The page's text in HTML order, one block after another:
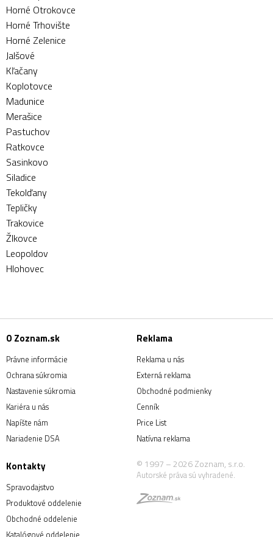
Horné Otrokovce
Horné Trhovište
Horné Zelenice
Jalšové
Kľačany
Koplotovce
Madunice
Merašice
Pastuchov
Ratkovce
Sasinkovo
Siladice
Tekolďany
Tepličky
Trakovice
Žlkovce
Leopoldov
Hlohovec
O Zoznam.sk
Právne informácie
Ochrana súkromia
Nastavenie súkromia
Kariéra u nás
Napíšte nám
Nariadenie DSA
Reklama
Reklama u nás
Externá reklama
Obchodné podmienky
Cenník
Price List
Natívna reklama
Kontakty
Spravodajstvo
Produktové oddelenie
Obchodné oddelenie
Katalógové oddelenie
© 1997 – 2026 Zoznam, s.r.o.
Autorské práva sú vyhradené.